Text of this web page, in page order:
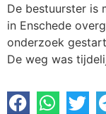
De bestuurster is
in Enschede
onderzoek
De weg was